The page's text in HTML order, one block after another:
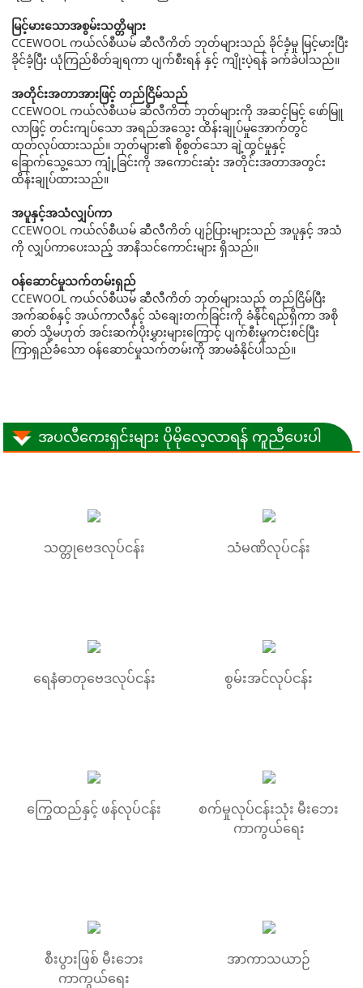
မြင့်မားသောအစွမ်းသတ္တိများ
CCEWOOL ကယ်လ်စီယမ် ဆီလီကိတ် ဘုတ်များသည် ခိုင်ခံ့မှု မြင့်မားပြီး
ခိုင်ခံ့ပြီး ယုံကြည်စိတ်ချရကာ ပျက်စီးရန် နှင့် ကျိုးပဲ့ရန် ခက်ခဲပါသည်။
အတိုင်းအတာအားဖြင့် တည်ငြိမ်သည်
CCEWOOL ကယ်လ်စီယမ် ဆီလီကိတ် ဘုတ်များကို အဆင့်မြင့် ဖော်မြူ
လာဖြင့် တင်းကျပ်သော အရည်အသွေး ထိန်းချုပ်မှုအောက်တွင်
ထုတ်လုပ်ထားသည်။ ဘုတ်များ၏ စိုစွတ်သော ချဲ့ထွင်မှုနှင့်
ခြောက်သွေ့သော ကျုံ့ခြင်းကို အကောင်းဆုံး အတိုင်းအတာအတွင်း
ထိန်းချုပ်ထားသည်။
အပူနှင့်အသံလျှပ်ကာ
CCEWOOL ကယ်လ်စီယမ် ဆီလီကိတ် ပျဉ်ပြားများသည် အပူနှင့် အသံ
ကို လျှပ်ကာပေးသည့် အာနိသင်ကောင်းများ ရှိသည်။
ဝန်ဆောင်မှုသက်တမ်းရှည်
CCEWOOL ကယ်လ်စီယမ် ဆီလီကိတ် ဘုတ်များသည် တည်ငြိမ်ပြီး
အက်ဆစ်နှင့် အယ်ကာလီနှင့် သံချေးတက်ခြင်းကို ခံနိုင်ရည်ရှိကာ အစို
ဓာတ် သို့မဟုတ် အင်းဆက်ပိုးမွှားများကြောင့် ပျက်စီးမှုကင်းစင်ပြီး
ကြာရှည်ခံသော ဝန်ဆောင်မှုသက်တမ်းကို အာမခံနိုင်ပါသည်။
အပလီကေးရှင်းများ ပိုမိုလေ့လာရန် ကူညီပေးပါ
သတ္တုဗေဒလုပ်ငန်း သံမဏိလုပ်ငန်း
ရေနံဓာတုဗေဒလုပ်ငန်း စွမ်းအင်လုပ်ငန်း
ကြွေထည်နှင့် ဖန်လုပ်ငန်း
စက်မှုလုပ်ငန်းသုံး မီးဘေး
ကာကွယ်ရေး
စီးပွားဖြစ် မီးဘေး
ကာကွယ်ရေး
အာကာသယာဉ်